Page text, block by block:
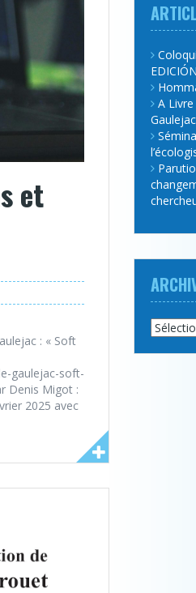
et
: « Soft
gaulejac-soft-
Denis Migot :
2025 avec
A